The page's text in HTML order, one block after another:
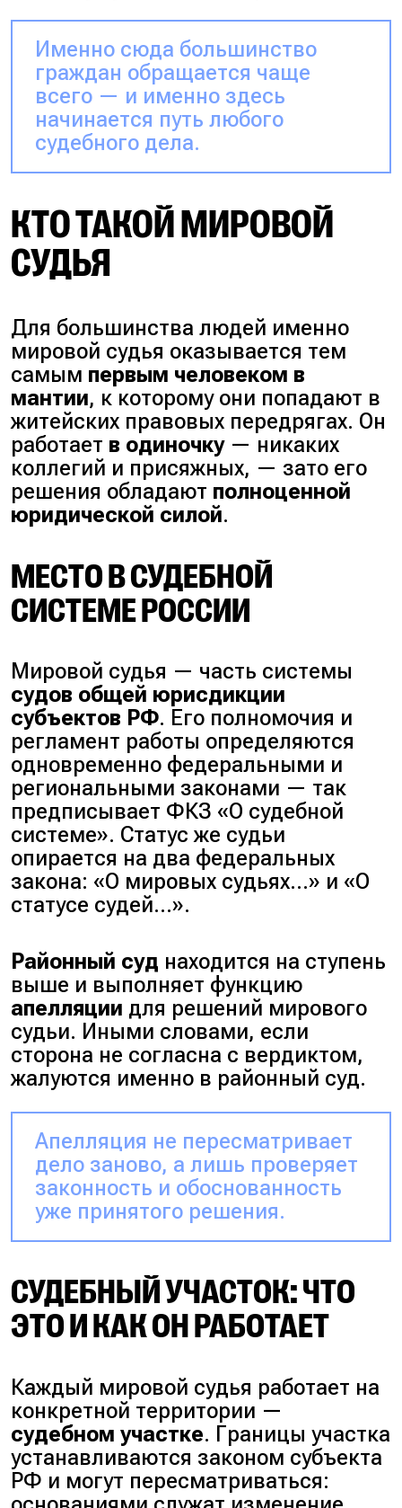
Именно сюда большинство
граждан обращается чаще
всего — и именно здесь
начинается путь любого
судебного дела.
КТО ТАКОЙ МИРОВОЙ
СУДЬЯ
Для большинства людей именно
мировой судья оказывается тем
самым первым человеком в
мантии, к которому они попадают в
житейских правовых передрягах. Он
работает в одиночку— никаких
коллегий и присяжных, — зато его
решения обладают полноценной
юридической силой.
МЕСТО В СУДЕБНОЙ
СИСТЕМЕ РОССИИ
Мировой судья — часть системы
судов общей юрисдикции
субъектов РФ. Его полномочия и
регламент работы определяются
одновременно федеральными и
региональными законами — так
предписывает ФКЗ «О судебной
системе». Статус же судьи
опирается на два федеральных
закона: «О мировых судьях…» и «О
статусе судей…».
Районный суд находится на ступень
выше и выполняет функцию
апелляции для решений мирового
судьи. Иными словами, если
сторона не согласна с вердиктом,
жалуются именно в районный суд.
Апелляция не пересматривает
дело заново, а лишь проверяет
законность и обоснованность
уже принятого решения.
СУДЕБНЫЙ УЧАСТОК: ЧТО
ЭТО И КАК ОН РАБОТАЕТ
Каждый мировой судья работает на
конкретной территории —
судебном участке. Границы участка
устанавливаются законом субъекта
РФ и могут пересматриваться: